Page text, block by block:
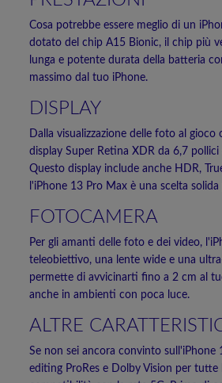
Cosa potrebbe essere meglio di un
dotato del chip A15 Bionic, il chip più
lunga e potente durata della batteria
massimo dal tuo iPhone.
DISPLAY
Dalla visualizzazione delle foto al
display Super Retina XDR da 6,7
Questo display include anche HDR,
l'iPhone 13 Pro Max è una scelta
FOTOCAMERA
Per gli amanti delle foto e dei video,
teleobiettivo, una lente wide e una
permette di avvicinarti fino a 2 cm al
anche in ambienti con poca luce.
ALTRE
Se non sei ancora convinto
editing ProRes e Dolby Vision per